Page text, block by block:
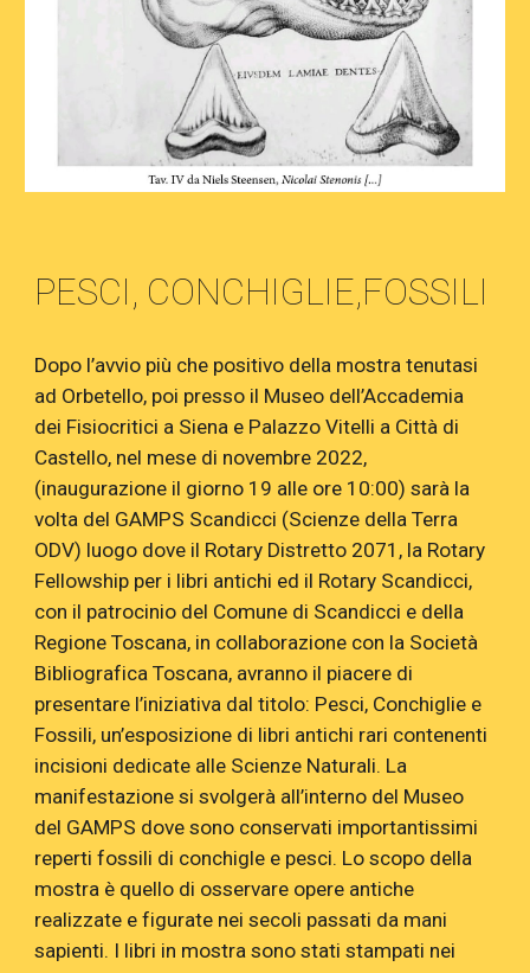
PESCI, CONCHIGLIE,FOSSILI
Dopo l’avvio più che positivo della mostra tenutasi
ad Orbetello, poi presso il Museo dell’Accademia
dei Fisiocritici a Siena e Palazzo Vitelli a Città di
Castello, nel mese di novembre 2022,
(inaugurazione il giorno 19 alle ore 10:00) sarà la
volta del GAMPS Scandicci (Scienze della Terra
ODV) luogo dove il Rotary Distretto 2071, la Rotary
Fellowship per i libri antichi ed il Rotary Scandicci,
con il patrocinio del Comune di Scandicci e della
Regione Toscana, in collaborazione con la Società
Bibliografica Toscana, avranno il piacere di
presentare l’iniziativa dal titolo: Pesci, Conchiglie e
Fossili, un’esposizione di libri antichi rari contenenti
incisioni dedicate alle Scienze Naturali. La
manifestazione si svolgerà all’interno del Museo
del GAMPS dove sono conservati importantissimi
reperti fossili di conchigle e pesci. Lo scopo della
mostra è quello di osservare opere antiche
realizzate e figurate nei secoli passati da mani
sapienti. I libri in mostra sono stati stampati nei